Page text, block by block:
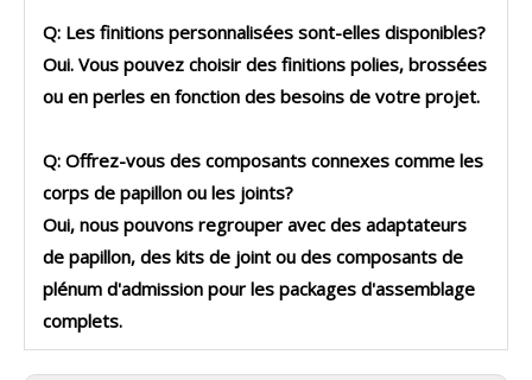
Q: Les finitions personnalisées sont-elles disponibles?
Oui. Vous pouvez choisir des finitions polies, brossées
ou en perles en fonction des besoins de votre projet.
Q: Offrez-vous des composants connexes comme les
corps de papillon ou les joints?
Oui, nous pouvons regrouper avec des adaptateurs
de papillon, des kits de joint ou des composants de
plénum d'admission pour les packages d'assemblage
complets.